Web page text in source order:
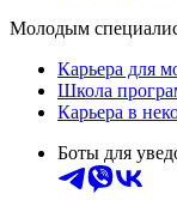
Молодым
Карьера для
Школа
Карьера в
Боты для